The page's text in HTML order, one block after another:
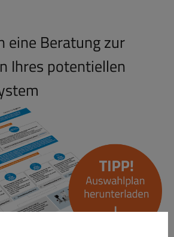
eine Beratung zur
Ihres potentiellen